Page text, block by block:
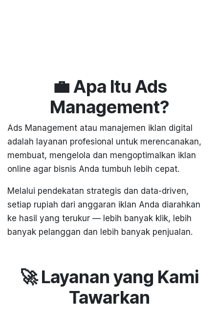
💼 Apa Itu Ads
Management?
Ads Management atau manajemen iklan digital
adalah layanan profesional untuk merencanakan,
membuat, mengelola dan mengoptimalkan iklan
online agar bisnis Anda tumbuh lebih cepat.
Melalui pendekatan strategis dan data-driven,
setiap rupiah dari anggaran iklan Anda diarahkan
ke hasil yang terukur — lebih banyak klik, lebih
banyak pelanggan dan lebih banyak penjualan.
🚀 Layanan yang Kami
Tawarkan